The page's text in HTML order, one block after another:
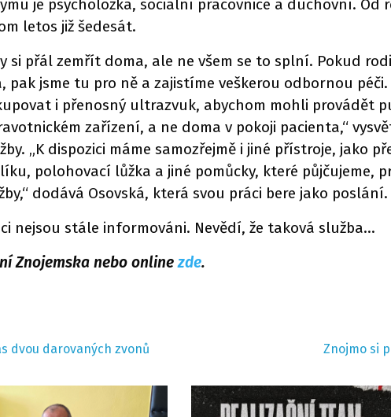
je psycholožka, sociální pracovnice a duchovní. Od
letos již šedesát.
si přál zemřít doma, ale ne všem se to splní. Pokud
jsme tu pro ně a zajistíme veškerou odbornou
i přenosný ultrazvuk, abychom mohli provádět
zařízení, a ne doma v pokoji pacienta,“
„K dispozici máme samozřejmě i jiné přístroje, jako
polohovací lůžka a jiné pomůcky, které půjčujeme,
dodává Osovská, která svou práci bere jako poslání.
nejsou stále informováni. Nevědí, že taková služba…
Znojemska nebo onlinezde.
dvou darovaných zvonů Znojmo si